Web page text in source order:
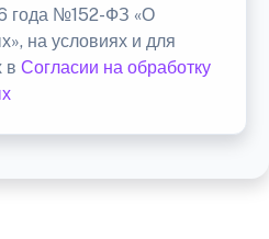
года №152-ФЗ «О
на условиях и для
в Согласии на обработку